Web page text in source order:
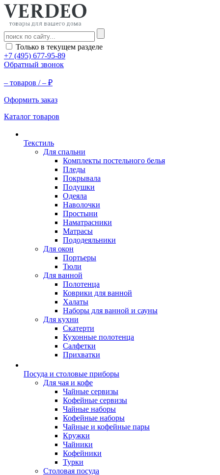
Только в текущем разделе
+7 (495) 677-95-89
Обратный звонок
– товаров /– ₽
Оформить заказ
Каталог товаров
Текстиль
Для спальни
Комплекты постельного белья
Пледы
Покрывала
Подушки
Одеяла
Наволочки
Простыни
Наматрасники
Матрасы
Пододеяльники
Для окон
Портьеры
Тюли
Для ванной
Полотенца
Коврики для ванной
Халаты
Наборы для ванной и сауны
Для кухни
Скатерти
Кухонные полотенца
Салфетки
Прихватки
Посуда и столовые приборы
Для чая и кофе
Чайные сервизы
Кофейные сервизы
Чайные наборы
Кофейные наборы
Чайные и кофейные пары
Кружки
Чайники
Кофейники
Турки
Столовая посуда